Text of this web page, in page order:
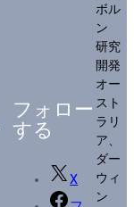
フォロー
する
X
ボル
ン
研究
開発
オー
スト
ラリ
ア、
ダー
ウィ
ン